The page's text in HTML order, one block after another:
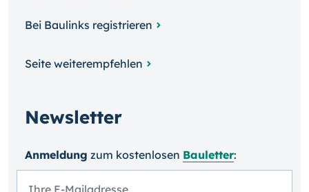
Bei Baulinks registrieren
Seite weiterempfehlen
Newsletter
Anmeldung zum kosten­losen Bauletter: